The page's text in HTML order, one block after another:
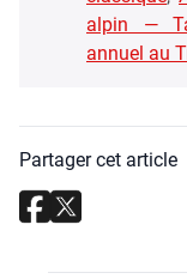
alpin —
annuel au
Partager cet article